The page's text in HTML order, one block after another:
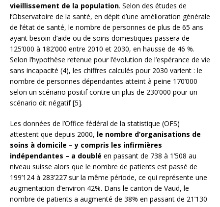
vieillissement de la population. Selon des études de
l’Observatoire de la santé, en dépit d’une amélioration générale
de l’état de santé, le nombre de personnes de plus de 65 ans
ayant besoin d’aide ou de soins domestiques passera de
125’000 à 182’000 entre 2010 et 2030, en hausse de 46 %.
Selon l’hypothèse retenue pour l’évolution de l’espérance de vie
sans incapacité (4), les chiffres calculés pour 2030 varient : le
nombre de personnes dépendantes atteint à peine 170’000
selon un scénario positif contre un plus de 230’000 pour un
scénario dit négatif [5].
Les données de l’Office fédéral de la statistique (OFS)
attestent que depuis 2000, le nombre d’organisations de
soins à domicile – y compris les infirmières
indépendantes – a doublé en passant de 738 à 1’508 au
niveau suisse alors que le nombre de patients est passé de
199’124 à 283’227 sur la même période, ce qui représente une
augmentation d’environ 42%. Dans le canton de Vaud, le
nombre de patients a augmenté de 38% en passant de 21’130